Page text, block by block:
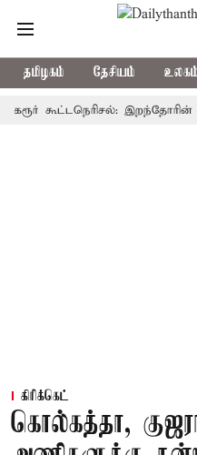
தமிழகம் தேசியம் உலகம்
கூட்டநெரிசல்: இறந்தோரின்
கிரிக்கெட்
கொல்கத்தா,